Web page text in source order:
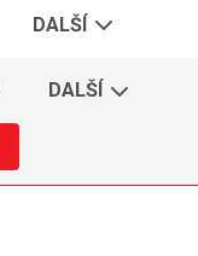
DALŠÍ
DALŠÍ